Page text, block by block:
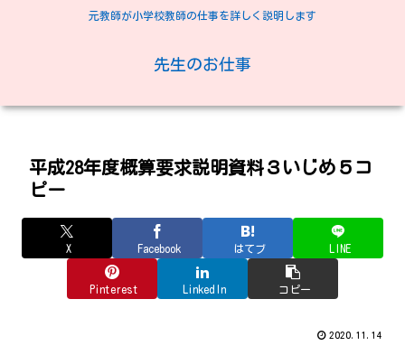
元教師が小学校教師の仕事を詳しく説明します
先生のお仕事
平成28年度概算要求説明資料３いじめ５コ
ピー
X Facebook はてブ LINE
Pinterest LinkedIn コピー
2020.11.14